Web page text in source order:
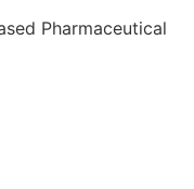
Pharmaceutical